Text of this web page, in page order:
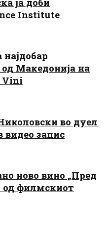
Institute
најдобар
Македонија на
Vini
во дуел
видео запис
ново вино „Пред
од филмскиот